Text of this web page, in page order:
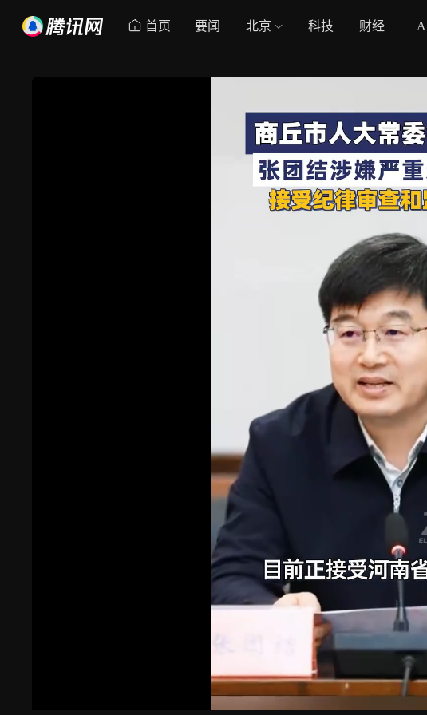
首页 要闻 北京 科技 财经